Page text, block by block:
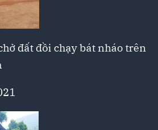
đất đồi chạy bát nháo trên